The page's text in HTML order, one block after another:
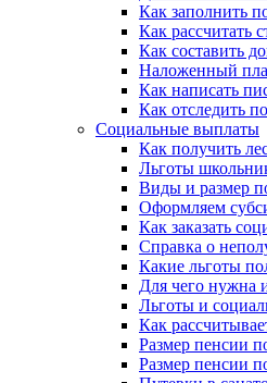
Как заполнить
Как рассчитать
Как составить
Наложенный
Как написать
Как отследить
Социальные выплаты
Как получить
Льготы
Виды и размер
Оформляем
Как заказать
Справка о
Какие льготы
Для чего нужна
Льготы и
Как
Размер пенсии
Размер пенсии